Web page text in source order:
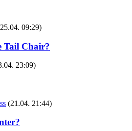
09:29)
Tail Chair?
23:09)
(21.04. 21:44)